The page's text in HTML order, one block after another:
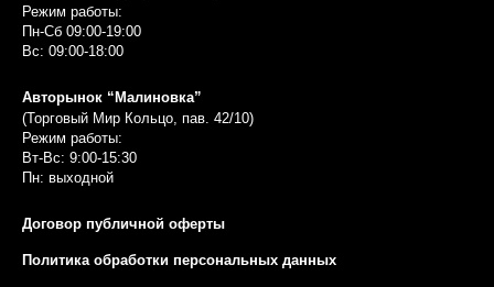
Режим работы:
Пн-Сб 09:00-19:00
Вс: 09:00-18:00
Авторынок “Малиновка”
(Торговый Мир Кольцо, пав. 42/10)
Режим работы:
Вт-Вс: 9:00-15:30
Пн: выходной
Договор публичной оферты
Политика обработки персональных данных